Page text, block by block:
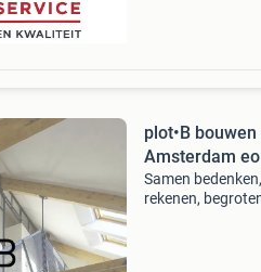
plot•B
Amsterdam eo
Samen
rekenen,